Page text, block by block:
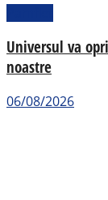
Universul va
noastre
06/08/2026